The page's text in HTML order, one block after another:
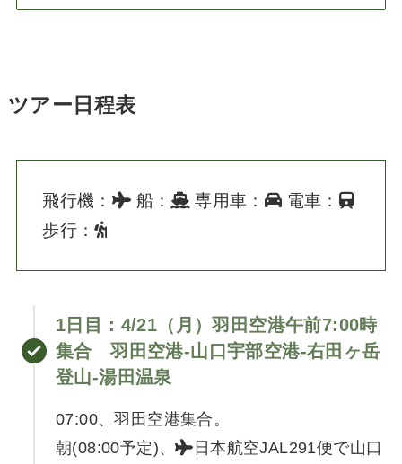
ツアー日程表
飛行機： 船： 専用車：
電車：
歩行：
1日目：4/21（月）羽田空港午前7:00時
集合 羽田空港-山口宇部空港-右田ヶ岳
登山-湯田温泉
07:00、羽田空港集合。
朝(08:00予定)、
日本航空JAL291便で山口